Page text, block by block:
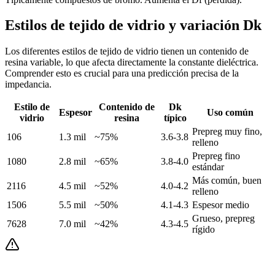
Estilos de tejido de vidrio y variación Dk
Los diferentes estilos de tejido de vidrio tienen un contenido de
resina variable, lo que afecta directamente la constante dieléctrica.
Comprender esto es crucial para una predicción precisa de la
impedancia.
Estilo de
vidrio
Espesor
Contenido de
resina
Dk
típico
Uso común
106 1.3 mil ~75% 3.6-3.8
Prepreg muy fino,
relleno
1080
2.8 mil ~65% 3.8-4.0
Prepreg fino
estándar
2116
4.5 mil ~52% 4.0-4.2
Más común, buen
relleno
1506
5.5 mil ~50% 4.1-4.3 Espesor medio
7628
7.0 mil ~42% 4.3-4.5
Grueso, prepreg
rígido